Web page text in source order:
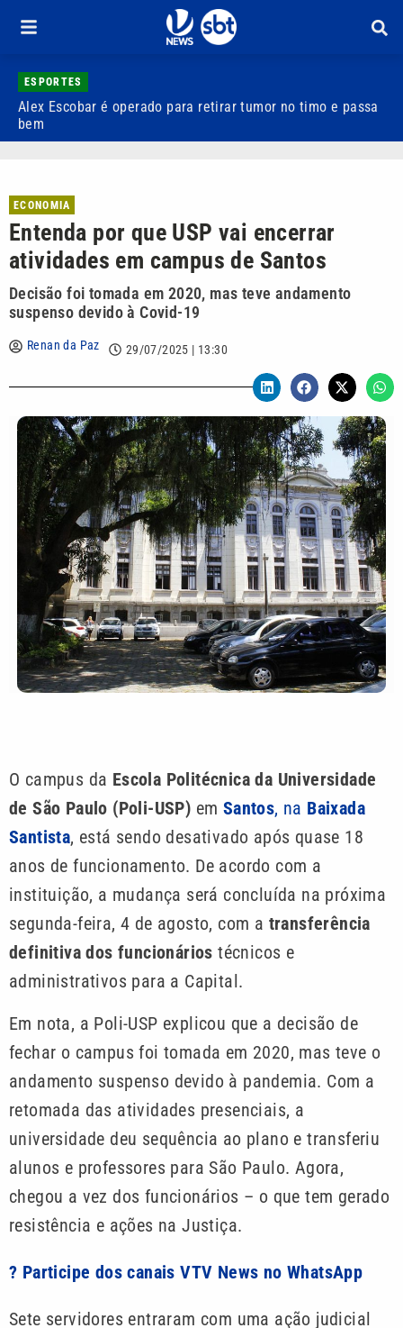
ESPORTES
Alex Escobar é operado para retirar tumor no timo e passa
bem
ECONOMIA
Entenda por que USP vai encerrar
atividades em campus de Santos
Decisão foi tomada em 2020, mas teve andamento
suspenso devido à Covid-19
Renan da Paz 29/07/2025 | 13:30
O campus da Escola Politécnica da Universidade
de São Paulo (Poli-USP) em Santos, na Baixada
Santista, está sendo desativado após quase 18
anos de funcionamento. De acordo com a
instituição, a mudança será concluída na próxima
segunda-feira, 4 de agosto, com a transferência
definitiva dos funcionários técnicos e
administrativos para a Capital.
Em nota, a Poli-USP explicou que a decisão de
fechar o campus foi tomada em 2020, mas teve o
andamento suspenso devido à pandemia. Com a
retomada das atividades presenciais, a
universidade deu sequência ao plano e transferiu
alunos e professores para São Paulo. Agora,
chegou a vez dos funcionários – o que tem gerado
resistência e ações na Justiça.
? Participe dos canais VTV News no WhatsApp
Sete servidores entraram com uma ação judicial